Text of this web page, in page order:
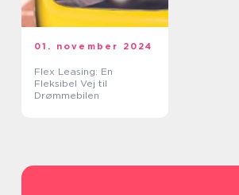
01. november 2024
Flex Leasing: En
Fleksibel Vej til
Drømmebilen